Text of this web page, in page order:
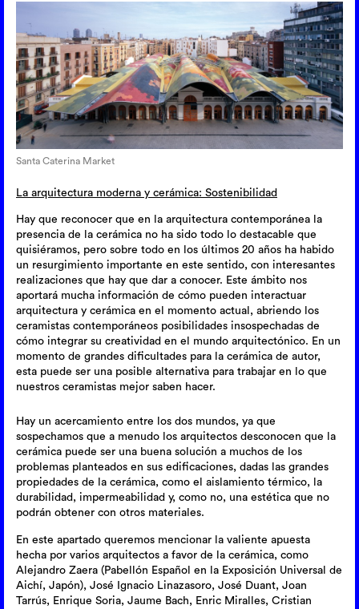
Santa Caterina Market
La arquitectura moderna y cerámica: Sostenibilidad
Hay que reconocer que en la arquitectura contemporánea la
presencia de la cerámica no ha sido todo lo destacable que
quisiéramos, pero sobre todo en los últimos 20 años ha habido
un resurgimiento importante en este sentido, con interesantes
realizaciones que hay que dar a conocer. Este ámbito nos
aportará mucha información de cómo pueden interactuar
arquitectura y cerámica en el momento actual, abriendo los
ceramistas contemporáneos posibilidades insospechadas de
cómo integrar su creatividad en el mundo arquitectónico. En un
momento de grandes dificultades para la cerámica de autor,
esta puede ser una posible alternativa para trabajar en lo que
nuestros ceramistas mejor saben hacer.
Hay un acercamiento entre los dos mundos, ya que
sospechamos que a menudo los arquitectos desconocen que la
cerámica puede ser una buena solución a muchos de los
problemas planteados en sus edificaciones, dadas las grandes
propiedades de la cerámica, como el aislamiento térmico, la
durabilidad, impermeabilidad y, como no, una estética que no
podrán obtener con otros materiales.
En este apartado queremos mencionar la valiente apuesta
hecha por varios arquitectos a favor de la cerámica, como
Alejandro Zaera (Pabellón Español en la Exposición Universal de
Aichí, Japón), José Ignacio Linazasoro, José Duant, Joan
Tarrús, Enrique Soria, Jaume Bach, Enric Miralles, Cristian